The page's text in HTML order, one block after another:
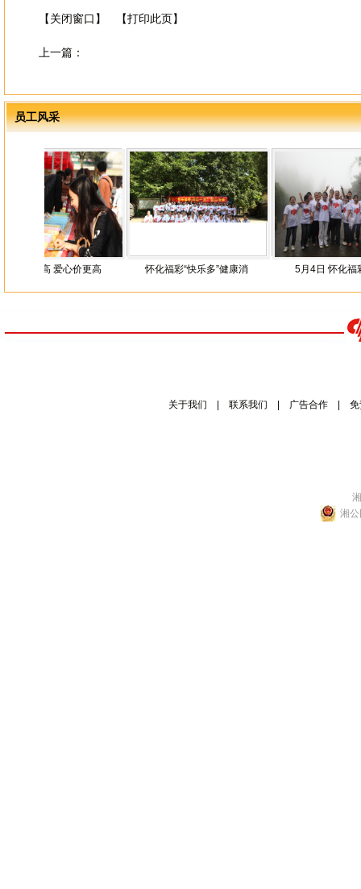
【关闭窗口】 【打印此页】
上一篇：
员工风采
步高 爱心价更高 怀化福彩“快乐多”健康消 5月4日 怀化福彩“庆
关于我们 联系我们 广告合作
湘